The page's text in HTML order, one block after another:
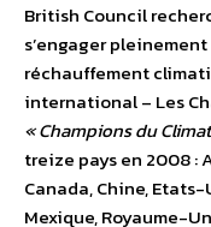
British Council
s’engager
réchauffement
international – Les
« Champions du
treize pays en 2008 :
Canada, Chine,
Mexique, Royaume-